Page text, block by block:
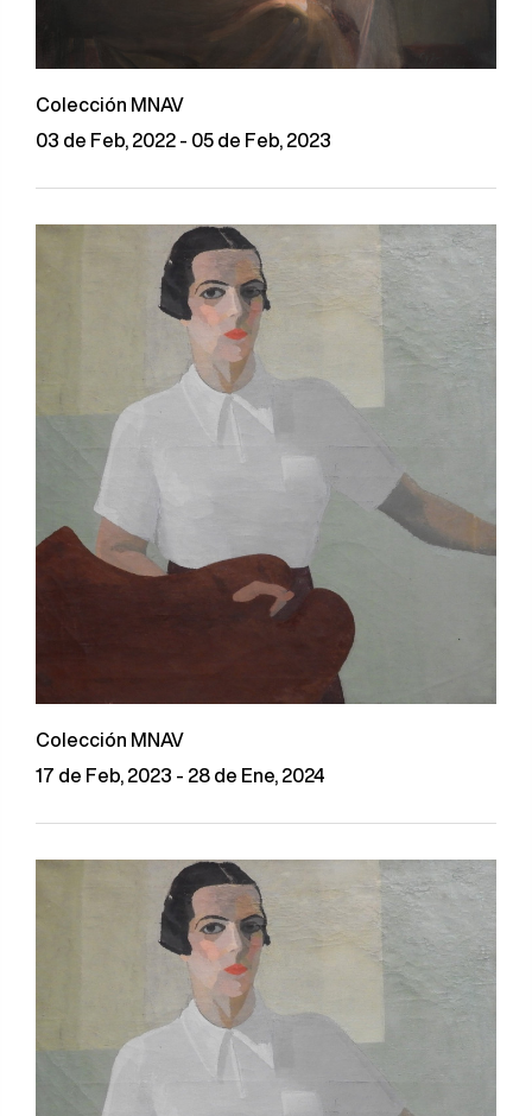
Colección MNAV
03 de Feb, 2022 - 05 de Feb, 2023
Colección MNAV
17 de Feb, 2023 - 28 de Ene, 2024